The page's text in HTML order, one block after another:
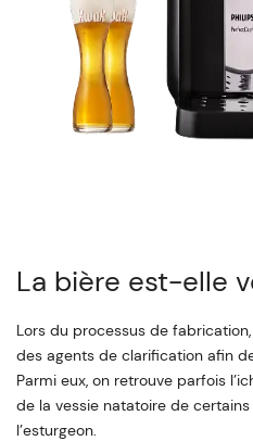
La bière est-elle
Lors du processus de
des agents de clarification afin
Parmi eux, on retrouve parfois
de la vessie natatoire de
l’esturgeon.